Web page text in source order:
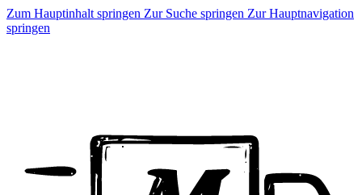
Zum Hauptinhalt springen Zur Suche springen Zur Hauptnavigation
springen